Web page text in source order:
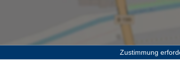
Zustimmung